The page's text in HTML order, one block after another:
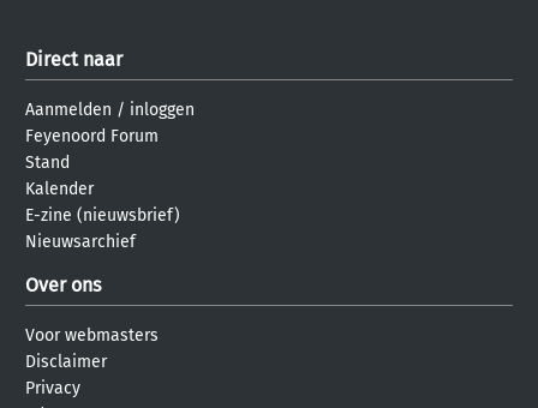
Direct naar
Aanmelden / inloggen
Feyenoord Forum
Stand
Kalender
E-zine (nieuwsbrief)
Nieuwsarchief
Over ons
Voor webmasters
Disclaimer
Privacy